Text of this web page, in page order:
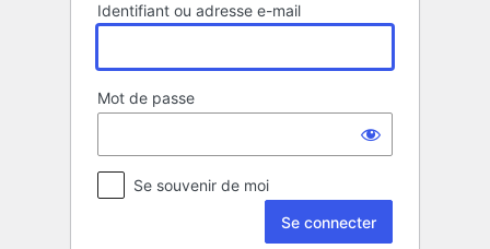
Identifiant ou adresse e-mail
Mot de passe
Se souvenir de moi